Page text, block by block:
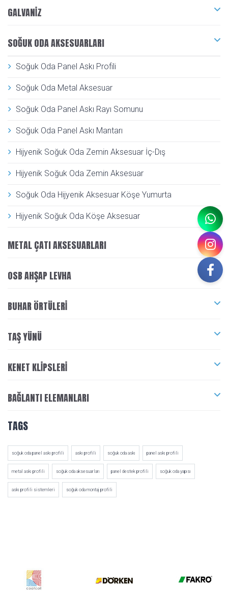
GALVANIZ
SOĞUK ODA AKSESUARLARI
Soğuk Oda Panel Askı Profili
Soğuk Oda Metal Aksesuar
Soğuk Oda Panel Askı Rayı Somunu
Soğuk Oda Panel Askı Mantarı
Hijyenik Soğuk Oda Zemin Aksesuar İç-Dış
Hijyenik Soğuk Oda Zemin Aksesuar
Soğuk Oda Hijyenik Aksesuar Köşe Yumurta
Hijyenik Soğuk Oda Köşe Aksesuar
METAL ÇATI AKSESUARLARI
OSB AHŞAP LEVHA
BUHAR ÖRTÜLERI
TAŞ YÜNÜ
KENET KLIPSLERI
BAĞLANTI ELEMANLARI
TAGS
soğuk oda panel askı profili askı profili soğuk oda askı panel askı profili
metal askı profili soğuk oda aksesuarları panel destek profili soğuk oda yapısı
askı profili sistemleri soğuk oda montaj profili